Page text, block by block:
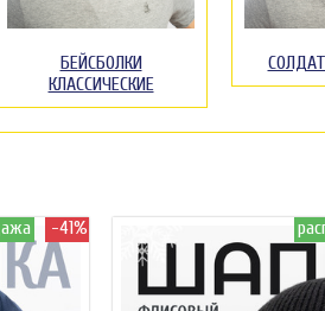
БЕЙСБОЛКИ
КЛАССИЧЕСКИЕ
-41%